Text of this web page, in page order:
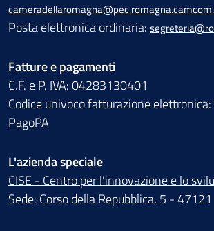
Posta elettronica ordinaria:
Fatture e pagamenti
C.F. e P. IVA: 04283130401
Codice univoco fatturazione elettronica:
PagoPA
L'azienda speciale
CISE - Centro per l'innovazione e lo
Sede: Corso della Repubblica, 5 -